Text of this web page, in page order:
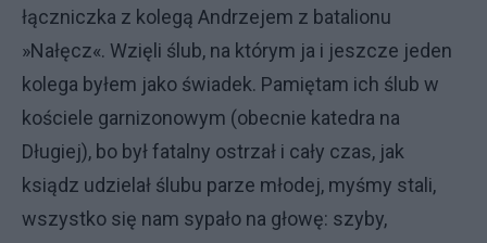
łączniczka z kolegą Andrzejem z batalionu
»Nałęcz«. Wzięli ślub, na którym ja i jeszcze jeden
kolega byłem jako świadek. Pamiętam ich ślub w
kościele garnizonowym (obecnie katedra na
Długiej), bo był fatalny ostrzał i cały czas, jak
ksiądz udzielał ślubu parze młodej, myśmy stali,
wszystko się nam sypało na głowę: szyby,